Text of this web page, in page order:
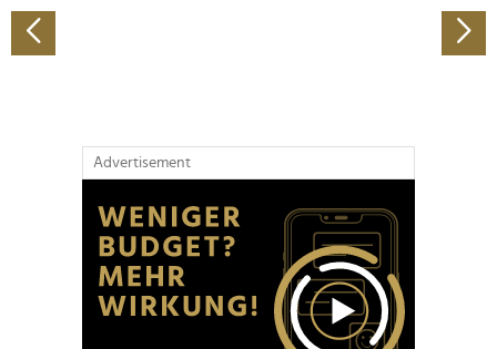
Partner führen diese Informationen möglicherweise mit
weiteren Daten zusammen, die Sie ihnen bereitgestellt
Advertisement